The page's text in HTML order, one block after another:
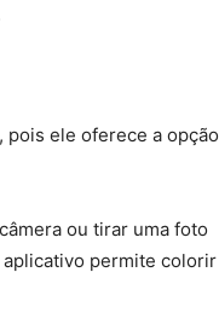
pois ele oferece a opção
ou tirar uma foto
aplicativo permite colorir